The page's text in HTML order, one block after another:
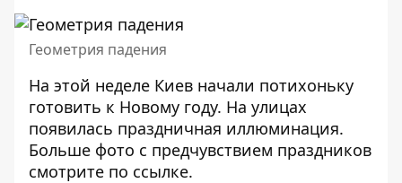
Геометрия падения
На этой неделе Киев начали потихоньку
готовить к Новому году. На улицах
появилась праздничная иллюминация.
Больше фото с предчувствием праздников
смотрите по ссылке.